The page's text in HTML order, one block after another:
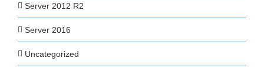
Server 2012 R2
Server 2016
Uncategorized